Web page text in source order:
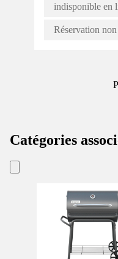
indisponible en
Réservation
Catégories